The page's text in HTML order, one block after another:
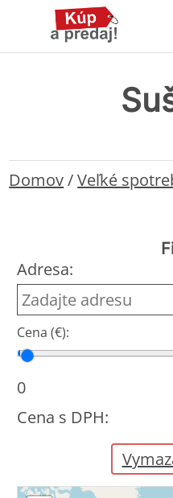
Domov/Veľké
Adresa:
Cena (€):
Cena od
Cena do
0
Cena s DPH: